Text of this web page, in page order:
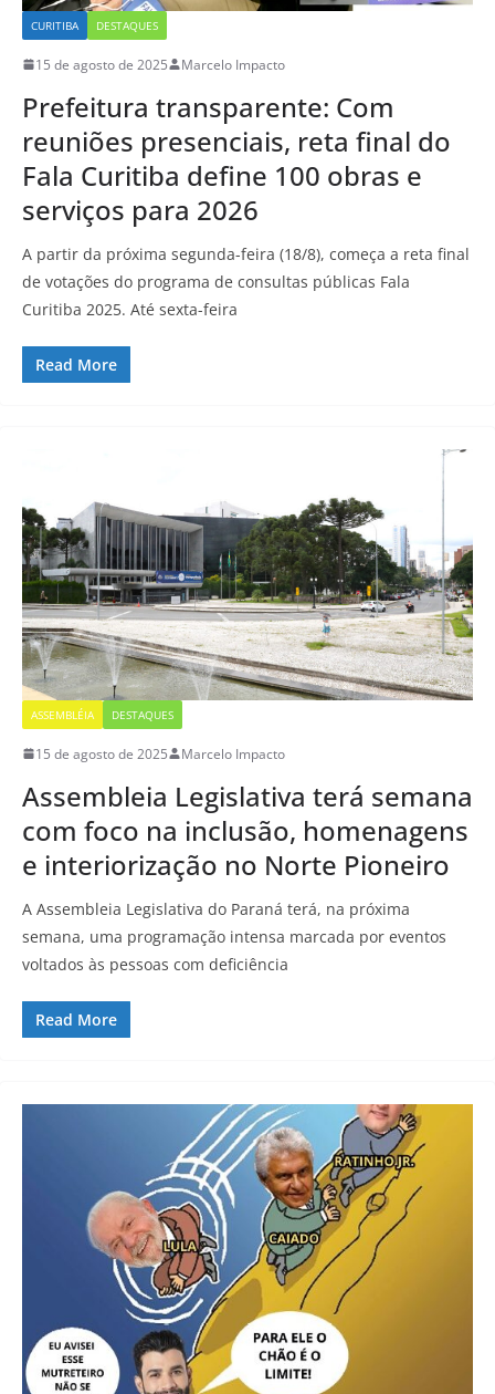
CURITIBA DESTAQUES
15 de agosto de 2025 Marcelo Impacto
Prefeitura transparente: Com
reuniões presenciais, reta final do
Fala Curitiba define 100 obras e
serviços para 2026
A partir da próxima segunda-feira (18/8), começa a reta final
de votações do programa de consultas públicas Fala
Curitiba 2025. Até sexta-feira
Read More
ASSEMBLÉIA DESTAQUES
15 de agosto de 2025 Marcelo Impacto
Assembleia Legislativa terá semana
com foco na inclusão, homenagens
e interiorização no Norte Pioneiro
A Assembleia Legislativa do Paraná terá, na próxima
semana, uma programação intensa marcada por eventos
voltados às pessoas com deficiência
Read More